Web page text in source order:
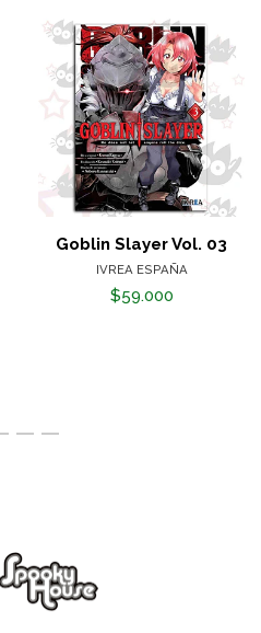
Goblin Slayer Vol. 03
IVREA ESPAÑA
$59.000